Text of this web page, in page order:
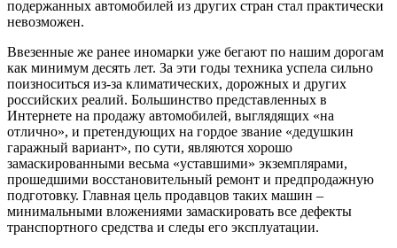
подержанных автомобилей из других стран стал практически
невозможен.
Ввезенные же ранее иномарки уже бегают по нашим дорогам
как минимум десять лет. За эти годы техника успела сильно
поизноситься из-за климатических, дорожных и других
российских реалий. Большинство представленных в
Интернете на продажу автомобилей, выглядящих «на
отлично», и претендующих на гордое звание «дедушкин
гаражный вариант», по сути, являются хорошо
замаскированными весьма «уставшими» экземплярами,
прошедшими восстановительный ремонт и предпродажную
подготовку. Главная цель продавцов таких машин –
минимальными вложениями замаскировать все дефекты
транспортного средства и следы его эксплуатации.